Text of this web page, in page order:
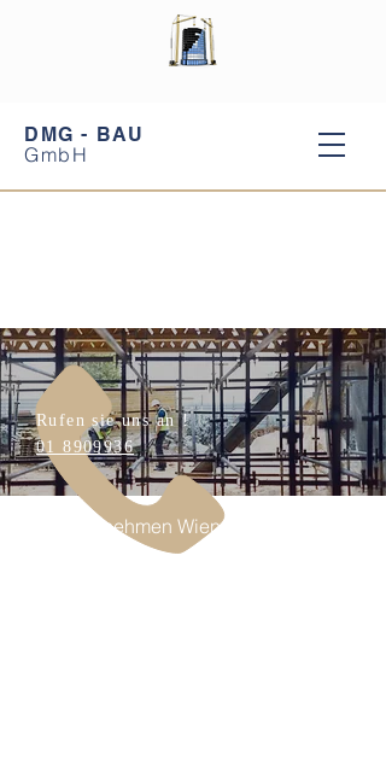
DMG - BAU
GmbH
Rufen sie uns an !
01 8909936
Bauunternehmen Wien | DMG-Bau